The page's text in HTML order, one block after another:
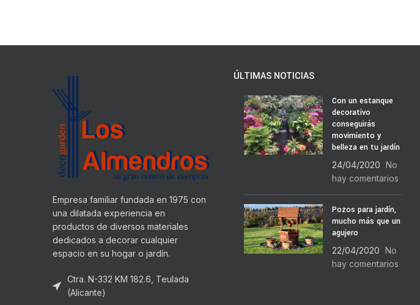
Empresa familiar fundada en 1975 con
una dilatada experiencia en
productos de diversos materiales
dedicados a decorar cualquier
espacio en su hogar o jardín.
Ctra. N-332 KM 182.6, Teulada
(Alicante)
ÚLTIMAS NOTICIAS
Con un estanque
decorativo
conseguirás
movimiento y
belleza en tu jardín
24/04/2020 No
hay comentarios
Pozos para jardín,
mucho más que un
agujero
22/04/2020 No
hay comentarios